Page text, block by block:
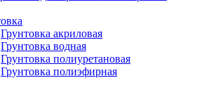
Грунтовка акриловая
Грунтовка водная
Грунтовка полиуретановая
Грунтовка полиэфирная